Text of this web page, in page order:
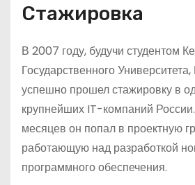
Стажировка
В 2007 году, будучи студентом
Государственного
успешно прошел стажировку в
крупнейших IT-компаний
месяцев он попал в проектную
работающую над разработкой
программного обеспечения.